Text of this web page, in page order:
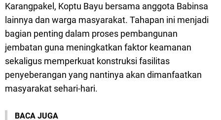
Karangpakel, Koptu Bayu bersama anggota Babinsa
lainnya dan warga masyarakat. Tahapan ini menjadi
bagian penting dalam proses pembangunan
jembatan guna meningkatkan faktor keamanan
sekaligus memperkuat konstruksi fasilitas
penyeberangan yang nantinya akan dimanfaatkan
masyarakat sehari-hari.
BACA JUGA